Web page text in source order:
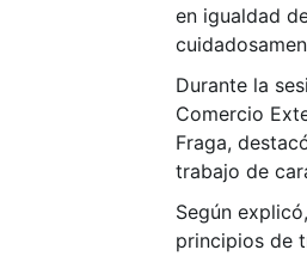
en igualdad
Durante la
Comercio
Fraga,
trabajo de
Según
principios de